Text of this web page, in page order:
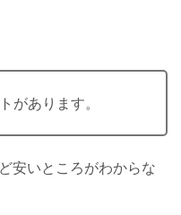
があります。
安いところがわからな